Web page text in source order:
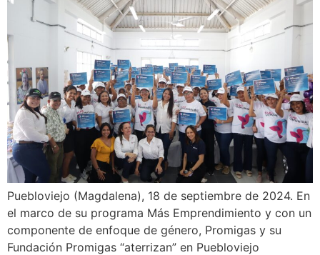
Puebloviejo (Magdalena), 18 de septiembre de 2024. En
el marco de su programa Más Emprendimiento y con un
componente de enfoque de género, Promigas y su
Fundación Promigas “aterrizan” en Puebloviejo